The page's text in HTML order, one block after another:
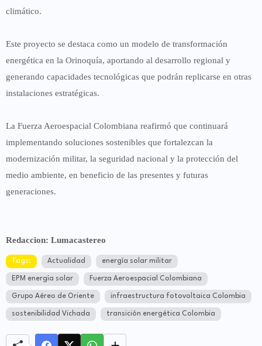
climático.
Este proyecto se destaca como un modelo de transformación
energética en la Orinoquía, aportando al desarrollo regional y
generando capacidades tecnológicas que podrán replicarse en otras
instalaciones estratégicas.
La Fuerza Aeroespacial Colombiana reafirmó que continuará
implementando soluciones sostenibles que fortalezcan la
modernización militar, la seguridad nacional y la protección del
medio ambiente, en beneficio de las presentes y futuras
generaciones.
Redaccion: Lumacastereo
Tags: Actualidad energía solar militar
EPM energía solar Fuerza Aeroespacial Colombiana
Grupo Aéreo de Oriente infraestructura fotovoltaica Colombia
sostenibilidad Vichada transición energética Colombia